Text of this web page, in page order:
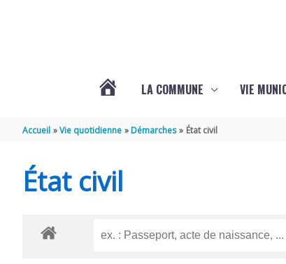
LA COMMUNE VIE
Accueil Vie quotidienne Démarches État civil
État civil